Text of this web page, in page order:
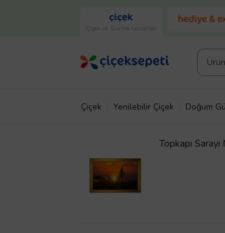
Çiçek ve Gurme Lezzetler
Çiçek Yenilebilir Çiçek Doğum
Topkapı